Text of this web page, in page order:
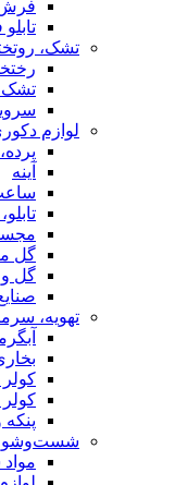
تشک،
تشک
لوازم
آینه
گل
گل و
تهویه،
کولر
پنکه
شست‌وشو